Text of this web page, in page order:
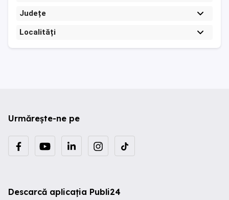
Județe
Localități
Urmărește-ne pe
Descarcă aplicația Publi24